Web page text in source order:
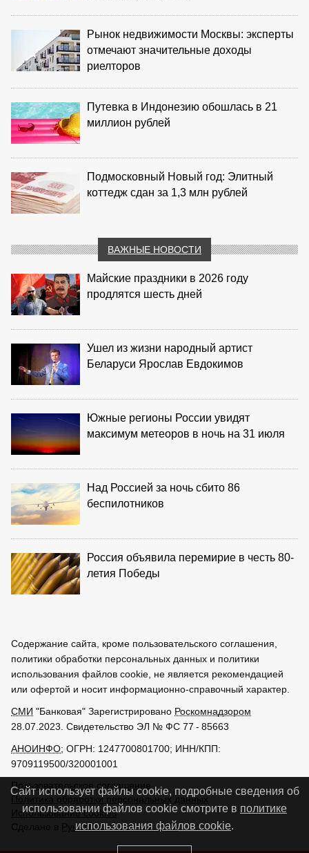
Рынок недвижимости Москвы: эксперты
отмечают значительные доходы
риелторов
Путевка в Индонезию обошлась в 21
миллион рублей
Подмосковный Новый год: Элитный
коттедж сдан за 1,3 млн рублей
ВАЖНЫЕ НОВОСТИ
Майские праздники в 2026 году
продлятся шесть дней
Ушел из жизни народный артист
Беларуси Ярослав Евдокимов
Южные регионы России увидят
максимум метеоров в ночь на 31 июля
Над Россией за ночь сбито 86
беспилотников
Россия объявила перемирие в честь 80-
летия Победы
Содержание сайта, кроме пользовательского соглашения,
политики обработки персональных данных и политики
использования файлов cookie, не является рекомендацией
или офертой и носит информационно-справочный характер.
СМИ "Банковая" Зарегистрировано Роскомнадзором
28.07.2023. Свидетельство ЭЛ № ФС 77 - 85663
АНОИНФО; ОГРН: 1247700801700; ИНН/КПП:
9709119500/320001001
Пользовательское соглашение
Политика обработки персональных данных
Использование cookies
Сделано в
РунетЛаб – Сайты и CRM
Сайт использует файлы cookie, подробные сведения об
использовании файлов cookie смотрите в политике
использования файлов cookie.